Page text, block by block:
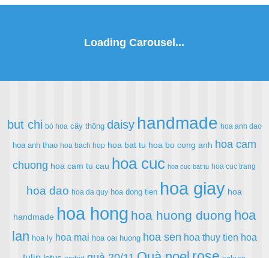
but chi bó hoa cây thông daisy handmade hoa anh dao
hoa anh thao hoa bach hop hoa bat tu hoa bo cong anh hoa cam
chuong hoa cam tu cau hoa cuc hoa cuc bat tu hoa cuc trang
hoa dao hoa da quy hoa dong tien hoa giay hoa
handmade hoa hong hoa huong duong hoa
lan hoa ly hoa mai hoa oai huong hoa sen hoa thuy tien hoa